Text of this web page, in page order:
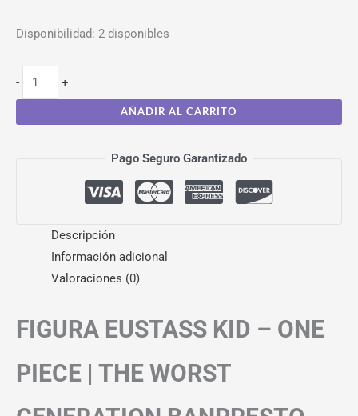
Disponibilidad: 2 disponibles
- +
AÑADIR AL CARRITO
Pago Seguro Garantizado
Descripción
Información adicional
Valoraciones (0)
FIGURA EUSTASS KID – ONE
PIECE | THE WORST